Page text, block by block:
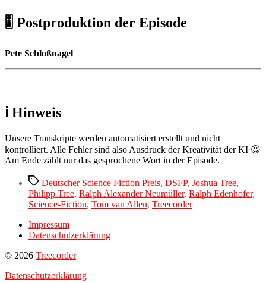
🎚️ Postproduktion der Episode
Pete Schloßnagel
ℹ️ Hinweis
Unsere Transkripte werden automatisiert erstellt und nicht
kontrolliert. Alle Fehler sind also Ausdruck der Kreativität der KI 😉
Am Ende zählt nur das gesprochene Wort in der Episode.
Schlagwörter
Deutscher Science Fiction Preis, DSFP, Joshua Tree,
Philipp Tree, Ralph Alexander Neumüller, Ralph Edenhofer,
Science-Fiction, Tom van Allen, Treecorder
Impressum
Datenschutzerklärung
© 2026 Treecorder
Datenschutzerklärung